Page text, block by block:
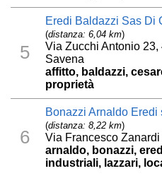
5
Eredi Baldazzi Sas Di
(distanza: 6,04 km)
Via Zucchi Antonio
Savena
affitto, baldazzi,
proprietà
6
Bonazzi Arnaldo
(distanza: 8,22 km)
Via Francesco
arnaldo, bonazzi,
industriali, lazzari,